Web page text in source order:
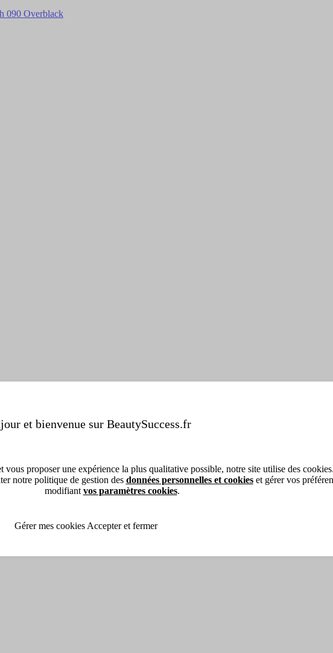
090 Overblack
et bienvenue sur BeautySuccess.fr
vous proposer une expérience la plus qualitative possible, notre site utilise des cookies.
notre politique de gestion des données personnelles et cookieset gérer vos
modifiant vos paramètres cookies.
Gérer mes cookies Accepter et fermer